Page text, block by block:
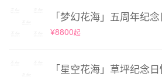
「梦幻花海」五周年纪
¥8800起
「星空花海」草坪纪念